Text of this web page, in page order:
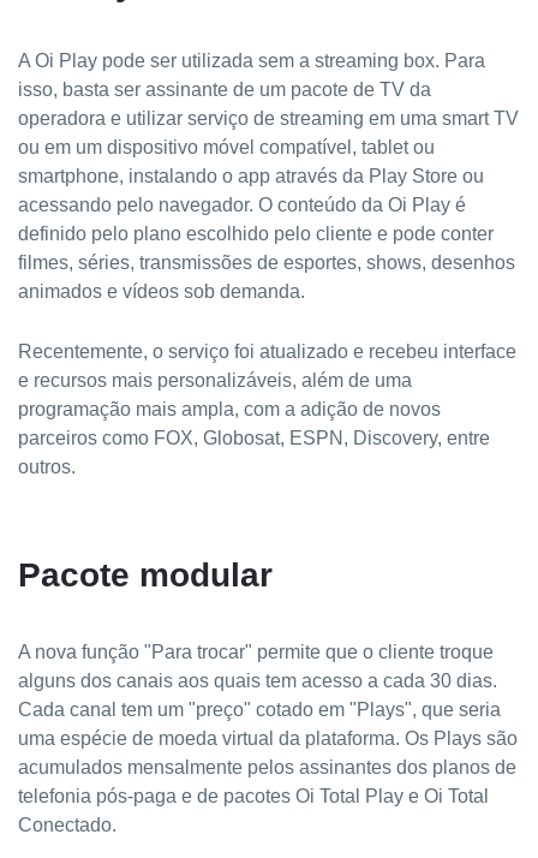
A Oi Play pode ser utilizada sem a streaming box. Para
isso, basta ser assinante de um pacote de TV da
operadora e utilizar serviço de streaming em uma smart TV
ou em um dispositivo móvel compatível, tablet ou
smartphone, instalando o app através da Play Store ou
acessando pelo navegador. O conteúdo da Oi Play é
definido pelo plano escolhido pelo cliente e pode conter
filmes, séries, transmissões de esportes, shows, desenhos
animados e vídeos sob demanda.
Recentemente, o serviço foi atualizado e recebeu interface
e recursos mais personalizáveis, além de uma
programação mais ampla, com a adição de novos
parceiros como FOX, Globosat, ESPN, Discovery, entre
outros.
Pacote modular
A nova função "Para trocar" permite que o cliente troque
alguns dos canais aos quais tem acesso a cada 30 dias.
Cada canal tem um "preço" cotado em "Plays", que seria
uma espécie de moeda virtual da plataforma. Os Plays são
acumulados mensalmente pelos assinantes dos planos de
telefonia pós-paga e de pacotes Oi Total Play e Oi Total
Conectado.